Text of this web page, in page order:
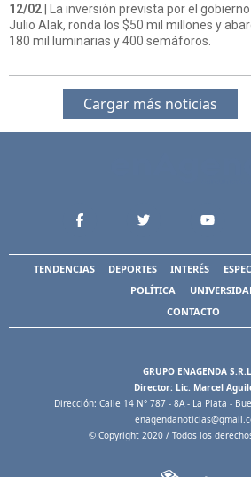
12/02 | La inversión prevista por el
Julio Alak, ronda los $50 mil millones y
180 mil luminarias y 400 semáforos.
Cargar más noticias
TENDENCIAS DEPORTES INTERÉS
POLÍTICA
CONTACTO
GRUPO ENAGENDA S.R.L
Director: Lic. Marcel
Dirección: Calle 14 N° 787 - 8A - La Plata -
© Copyright 2020 / Todos los